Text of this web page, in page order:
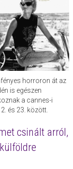
horroron át az
is egészen
a cannes-i
és 23. között.
csinált arról,